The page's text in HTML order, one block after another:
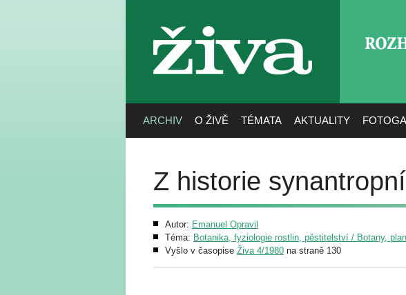
živa
ARCHIV O ŽIVĚ TÉMATA AKTUALITY
Z historie
Autor: Emanuel Opravil
Téma: Botanika, fyziologie rostlin, pěstitelství / Botany,
Vyšlo v časopise Živa 4/1980 na straně 130